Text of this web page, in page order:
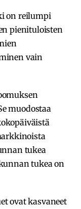
on reilumpi
pienituloisten
vain
muodostaa
tukea
tukea on
ovat kasvaneet